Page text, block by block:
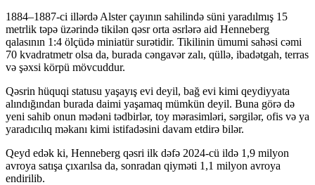
1884–1887-ci illərdə Alster çayının sahilində süni yaradılmış 15
metrlik təpə üzərində tikilən qəsr orta əsrlərə aid Henneberg
qalasının 1:4 ölçüdə miniatür surətidir. Tikilinin ümumi sahəsi cəmi
70 kvadratmetr olsa da, burada cəngavər zalı, qüllə, ibadətgah, terras
və şəxsi körpü mövcuddur.
Qəsrin hüquqi statusu yaşayış evi deyil, bağ evi kimi qeydiyyata
alındığından burada daimi yaşamaq mümkün deyil. Buna görə də
yeni sahib onun mədəni tədbirlər, toy mərasimləri, sərgilər, ofis və ya
yaradıcılıq məkanı kimi istifadəsini davam etdirə bilər.
Qeyd edək ki, Henneberg qəsri ilk dəfə 2024-cü ildə 1,9 milyon
avroya satışa çıxarılsa da, sonradan qiyməti 1,1 milyon avroya
endirilib.